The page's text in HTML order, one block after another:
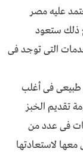
عليه مصر
ذلك ستعود
التى توجد فى
فى أغلب
تقديم الخبز
فى عدد من
معها لاستعادتها